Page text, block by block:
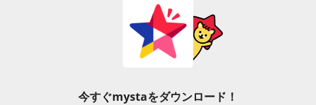
今すぐmystaをダウンロード！